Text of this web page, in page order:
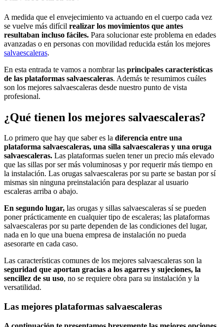
A medida que el envejecimiento va actuando en el cuerpo cada vez
se vuelve más difícil realizar los movimientos que antes
resultaban incluso fáciles. Para solucionar este problema en edades
avanzadas o en personas con movilidad reducida están los mejores
salvaescaleras.
En esta entrada te vamos a nombrar las principales características
de las plataformas salvaescaleras. Además te resumimos cuáles
son los mejores salvaescaleras desde nuestro punto de vista
profesional.
¿Qué tienen los mejores salvaescaleras?
Lo primero que hay que saber es la diferencia entre una
plataforma salvaescaleras, una silla salvaescaleras y una oruga
salvaescaleras. Las plataformas suelen tener un precio más elevado
que las sillas por ser más voluminosas y por requerir más tiempo en
la instalación. Las orugas salvaescaleras por su parte se bastan por sí
mismas sin ninguna preinstalación para desplazar al usuario
escaleras arriba o abajo.
En segundo lugar, las orugas y sillas salvaescaleras sí se pueden
poner prácticamente en cualquier tipo de escaleras; las plataformas
salvaescaleras por su parte dependen de las condiciones del lugar,
nada en lo que una buena empresa de instalación no pueda
asesorarte en cada caso.
Las características comunes de los mejores salvaescaleras son la
seguridad que aportan gracias a los agarres y sujeciones, la
sencillez de su uso, no se requiere obra para su instalación y la
versatilidad.
Las mejores plataformas salvaescaleras